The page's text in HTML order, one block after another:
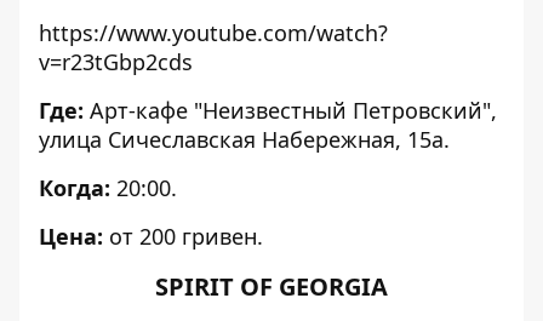
https://www.youtube.com/watch?
v=r23tGbp2cds
Где: Арт-кафе "Неизвестный Петровский",
улица Сичеславская Набережная, 15а.
Когда: 20:00.
Цена: от 200 гривен.
SPIRIT OF GEORGIA